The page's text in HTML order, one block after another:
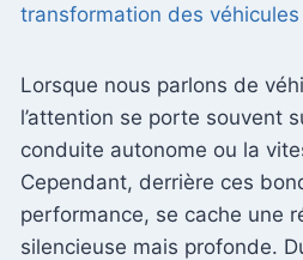
transformation des
Lorsque nous parlons de
l’attention se porte souvent
conduite autonome ou la
Cependant, derrière ces
performance, se cache une
silencieuse mais profonde.